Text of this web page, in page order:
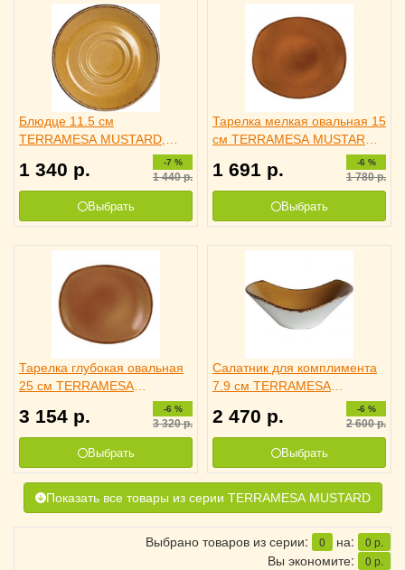
Блюдце 11.5 см
TERRAMESA MUSTARD,
1 340 р. -7 %
1 440р.
Выбрать
Тарелка мелкая овальная 15
см TERRAMESA MUSTARD,
1 691 р. -6 %
1 780р.
Выбрать
Тарелка глубокая овальная
25 см TERRAMESA
3011570
3 154 р. -6 %
3 320р.
Выбрать
Салатник для комплимента
7.9 см TERRAMESA
3030159
2 470 р. -6 %
2 600р.
Выбрать
Показать все товары из серии TERRAMESA MUSTARD
Выбрано товаров из серии: 0 на: 0 р.
Вы экономите: 0 р.